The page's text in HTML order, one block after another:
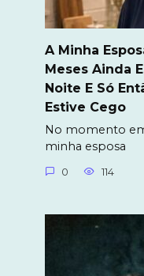
A Minha
Meses Ainda
Noite E Só
Estive Cego
No momento
minha esposa
0 114